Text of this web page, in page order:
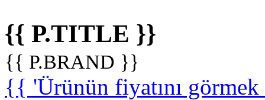
{{ P.TITLE }}
{{ P.BRAND }}
{{ 'Ürünün fiyatını